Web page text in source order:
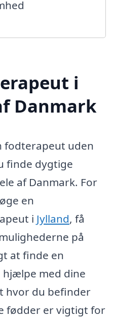
i
Danmark
fodterapeut uden
finde dygtige
af Danmark. For
en
i Jylland, få
på
at finde en
hjælpe med dine
hvor du befinder
fødder er vigtigt for